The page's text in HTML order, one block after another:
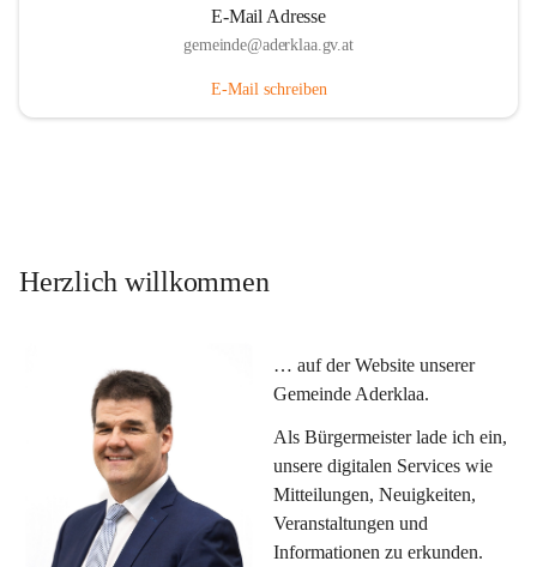
E-Mail Adresse
gemeinde@aderklaa.gv.at
E-Mail schreiben
Herzlich willkommen
… auf der Website unserer
Gemeinde Aderklaa.
Als Bürgermeister lade ich ein,
unsere digitalen Services wie
Mitteilungen, Neuigkeiten,
Veranstaltungen und
Informationen zu erkunden.